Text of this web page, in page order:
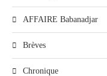
AFFAIRE Babanadjar
Brèves
Chronique